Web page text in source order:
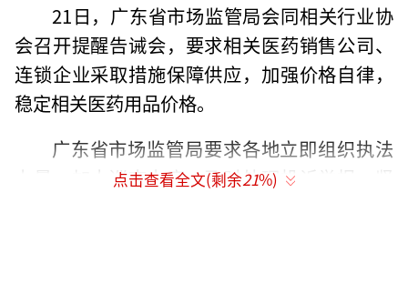
21日，广东省市场监管局会同相关行业协
会召开提醒告诫会，要求相关医药销售公司、
连锁企业采取措施保障供应，加强价格自律，
稳定相关医药用品价格。
广东省市场监管局要求各地立即组织执法
力量，加大巡查力度，及时处理投诉举报，坚
点击查看全文(剩余21%)